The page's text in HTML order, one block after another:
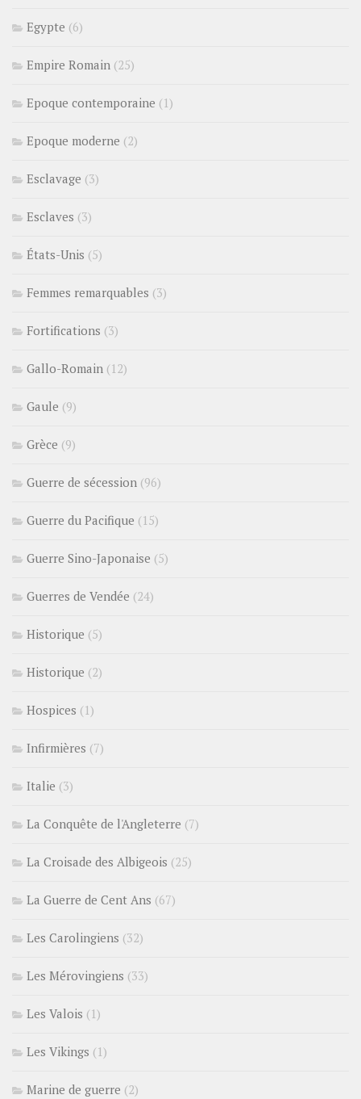
Egypte (6)
Empire Romain (25)
Epoque contemporaine (1)
Epoque moderne (2)
Esclavage (3)
Esclaves (3)
États-Unis (5)
Femmes remarquables (3)
Fortifications (3)
Gallo-Romain (12)
Gaule (9)
Grèce (9)
Guerre de sécession (96)
Guerre du Pacifique (15)
Guerre Sino-Japonaise (5)
Guerres de Vendée (24)
Historique (5)
Historique (2)
Hospices (1)
Infirmières (7)
Italie (3)
La Conquête de l'Angleterre (7)
La Croisade des Albigeois (25)
La Guerre de Cent Ans (67)
Les Carolingiens (32)
Les Mérovingiens (33)
Les Valois (1)
Les Vikings (1)
Marine de guerre (2)